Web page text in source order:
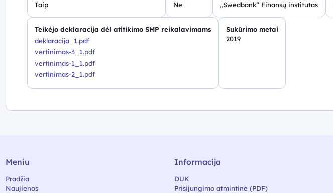
Taip
Ne
„Swedbank“ Finansų institutas
Teikėjo deklaracija dėl atitikimo SMP reikalavimams
deklaracija_1.pdf
vertinimas-3_1.pdf
vertinimas-1_1.pdf
vertinimas-2_1.pdf
Sukūrimo metai
2019
Meniu
Pradžia
Naujienos
Informacija
DUK
Prisijungimo atmintinė (PDF)